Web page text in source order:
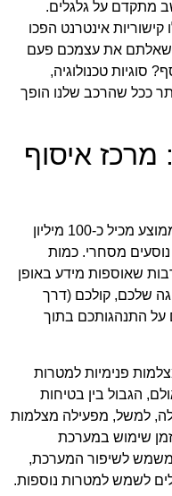
מתקדם על גלגלים.
קישוריות אינטרנט הפכו
שאלתם את עצמכם פעם
סוגיות טכנולוגיה,
ככל שהרכב שלנו הופך
מרכז איסוף
לפי נתונים עדכניים, הרכב המודרני הממוצע מכיל כ-100 מיליון
מסחרי. כמות
שאוספות מידע באופן
שלכם, קולכם (דרך
על התנהגותכם בתוך
פנימיות למטרות
הגבול בין בטיחות
למשל, מפעילה מצלמות
שימוש במערכת
משמש לשיפור המערכת,
לשמש למטרות נוספות.